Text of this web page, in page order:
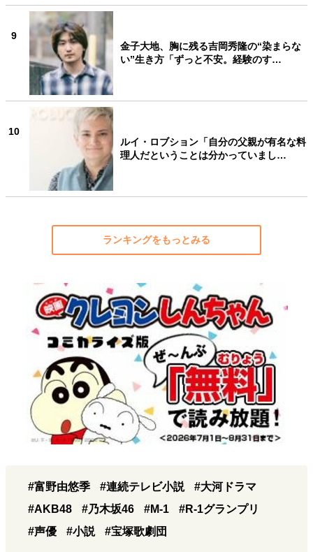
9
金子大地、胸に残る吉岡秀隆の“染まらな
い”生き方「ずっと不安。経験のす…
10
ルイ・ロブション「自分の父親が有名な料
理人だということは分かっていまし…
ランキングをもっとみる
#富野由悠季 #連続テレビ小説
#大河ドラマ
#AKB48
#乃木坂46 #M-1
#R-1グランプリ
#声優
#小説 #宝塚歌劇団